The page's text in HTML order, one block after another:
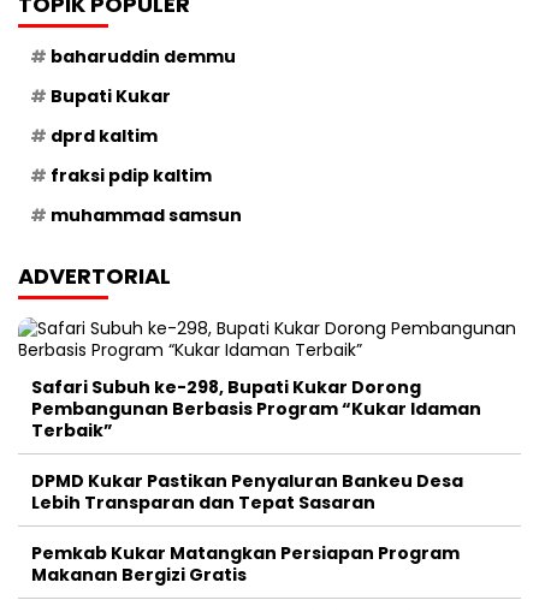
baharuddin demmu
Bupati Kukar
dprd kaltim
fraksi pdip kaltim
muhammad samsun
ADVERTORIAL
Safari Subuh ke-298, Bupati Kukar Dorong
Pembangunan Berbasis Program “Kukar Idaman
Terbaik”
DPMD Kukar Pastikan Penyaluran Bankeu Desa
Lebih Transparan dan Tepat Sasaran
Pemkab Kukar Matangkan Persiapan Program
Makanan Bergizi Gratis